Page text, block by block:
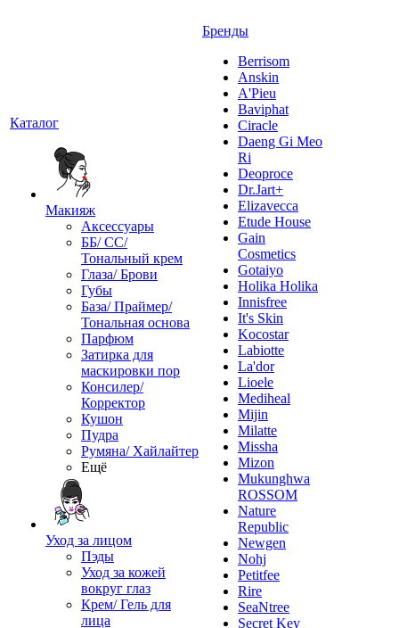
Каталог
Макияж
Аксессуары
ББ/ СС/
Тональный крем
Глаза/ Брови
Губы
База/ Праймер/
Тональная основа
Парфюм
Затирка для
маскировки пор
Консилер/
Корректор
Кушон
Пудра
Румяна/ Хайлайтер
Ещё
Уход за лицом
Пэды
Уход за кожей
вокруг глаз
Крем/ Гель для
лица
Бренды
Berrisom
Anskin
A'Pieu
Baviphat
Ciracle
Daeng Gi Meo
Ri
Deoproce
Dr.Jart+
Elizavecca
Etude House
Gain
Cosmetics
Gotaiyo
Holika Holika
Innisfree
It's Skin
Kocostar
Labiotte
La'dor
Lioele
Mediheal
Mijin
Milatte
Missha
Mizon
Mukunghwa
ROSSOM
Nature
Republic
Newgen
Nohj
Petitfee
Rire
SeaNtree
Secret Key